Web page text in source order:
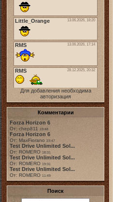
Для добавления необходима
авторизация
Комментарии
Forza Horizon 6
От: chep811 19:48
Forza Horizon 6
От: MaxFiorano 23:47
Test Drive Unlimited Sol...
От: ROMERO 18:31
Test Drive Unlimited Sol...
От: ROMERO 19:31
Test Drive Unlimited Sol...
От: ROMERO 11:49
Поиск